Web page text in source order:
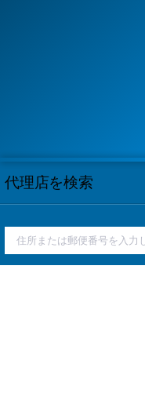
代理店を検索